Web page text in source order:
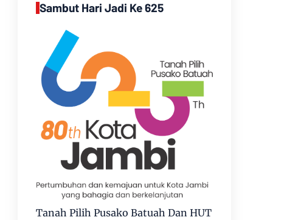
Sambut Hari Jadi Ke 625
Tanah Pilih Pusako Batuah Dan HUT